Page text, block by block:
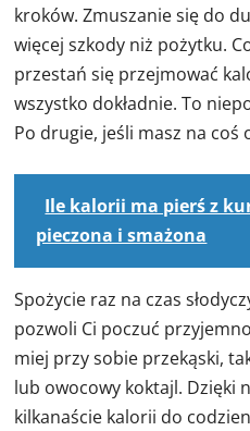
kroków. Zmuszanie się do
więcej szkody niż pożytku.
przestań się przejmować
wszystko dokładnie. To
Po drugie, jeśli masz na
Ile kalorii ma pierś z
pieczona i smażona
Spożycie raz na czas
pozwoli Ci poczuć
miej przy sobie przekąski,
lub owocowy koktajl. Dzięki
kilkanaście kalorii do